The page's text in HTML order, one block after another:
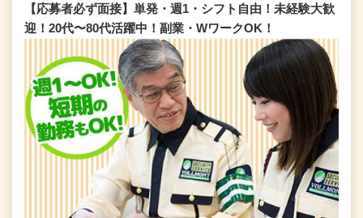
【応募者必ず面接】単発・週1・シフト自由！未経験大歓
迎！20代〜80代活躍中！副業・WワークOK！